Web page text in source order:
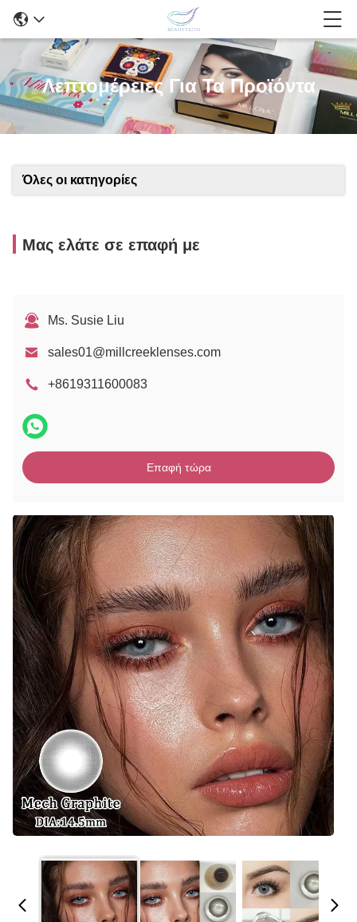
Λεπτομέρειες Για Τα Προϊόντα
Όλες οι κατηγορίες
Μας ελάτε σε επαφή με
Ms. Susie Liu
sales01@millcreeklenses.com
+8619311600083
Επαφή τώρα